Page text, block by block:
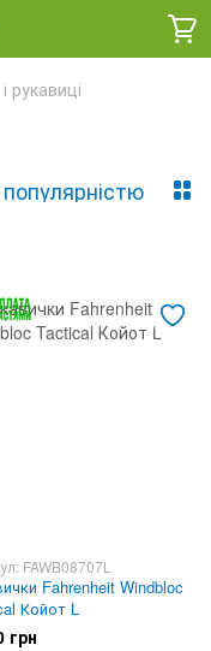
рукавиці
FAWB08707L
Fahrenheit Windbloc
Койот L
грн